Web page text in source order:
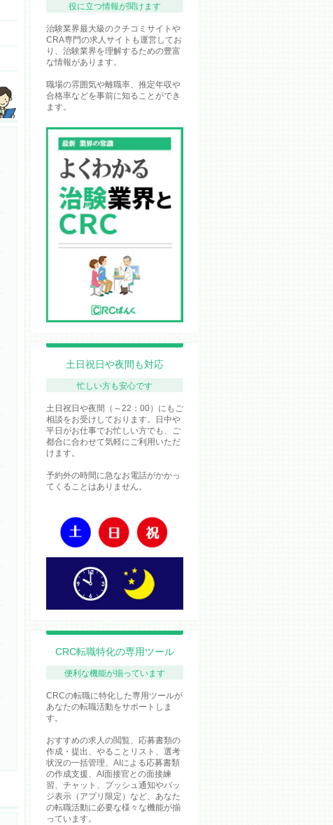
役に立つ情報が聞けます
治験業界最大級のクチコミサイトや
CRA専門の求人サイトも運営してお
り、治験業界を理解するための豊富
な情報があります。
職場の雰囲気や離職率、推定年収や
合格率などを事前に知ることができ
ます。
土日祝日や夜間も対応
忙しい方も安心です
土日祝日や夜間（～22：00）にもご
相談をお受けしております。日中や
平日がお仕事でお忙しい方でも、ご
都合に合わせて気軽にご利用いただ
けます。
予約外の時間に急なお電話がかかっ
てくることはありません。
CRC転職特化の専用ツール
便利な機能が揃っています
CRCの転職に特化した専用ツールが
あなたの転職活動をサポートしま
す。
おすすめの求人の閲覧、応募書類の
作成・提出、やることリスト、選考
状況の一括管理、AIによる応募書類
の作成支援、AI面接官との面接練
習、チャット、プッシュ通知やバッ
ジ表示（アプリ限定）など、あなた
の転職活動に必要な様々な機能が揃
っています。